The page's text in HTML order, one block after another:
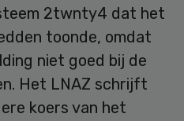
2twnty4 dat het
toonde, omdat
niet goed bij de
Het LNAZ schrijft
koers van het